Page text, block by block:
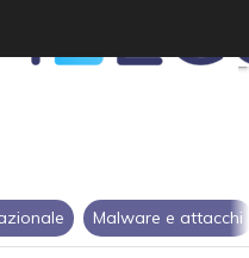
Malware e attacchi